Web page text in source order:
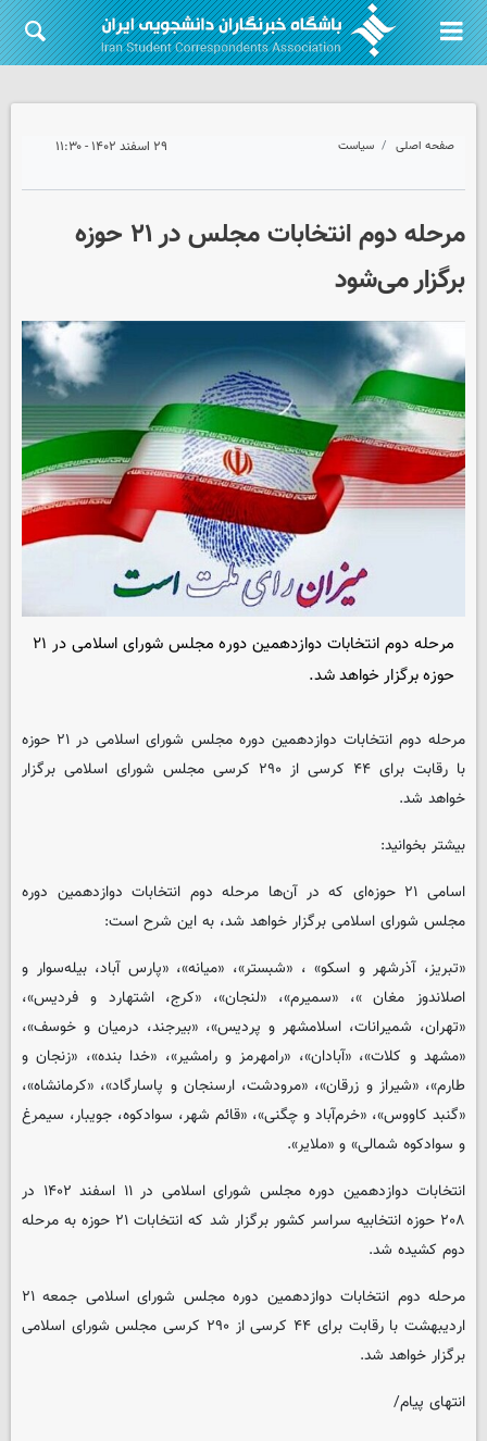
صفحه اصلی سیاست ۲۹ اسفند ۱۴۰۲ - ۱۱:۳۰
مرحله دوم انتخابات مجلس در ۲۱ حوزه
برگزار می‌شود
مرحله دوم انتخابات دوازدهمین دوره مجلس شورای اسلامی در ۲۱
حوزه برگزار خواهد شد.
مرحله دوم انتخابات دوازدهمین دوره مجلس شورای اسلامی در ۲۱ حوزه
با رقابت برای ۴۴ کرسی از ۲۹۰ کرسی مجلس شورای اسلامی برگزار
خواهد شد.
بیشتر بخوانید:
اسامی ۲۱ حوزه‌ای که در آن‌ها مرحله دوم انتخابات دوازدهمین دوره
مجلس شورای اسلامی برگزار خواهد شد، به این شرح است:
«تبریز، آذرشهر و اسکو» ، «شبستر»، «میانه»، «پارس آباد، بیله‌سوار و
اصلاندوز مغان »، «سمیرم»، «لنجان»، «کرج، اشتهارد و فردیس»،
«تهران، شمیرانات، اسلامشهر و پردیس»، «بیرجند، درمیان و خوسف»،
«مشهد و کلات»، «آبادان»، «رامهرمز و رامشیر»، «خدا بنده»، «زنجان و
طارم»، «شیراز و زرقان»، «مرودشت، ارسنجان و پاسارگاد»، «کرمانشاه»،
«گنبد کاووس»، «خرم‌آباد و چگنی»، «قائم شهر، سوادکوه، جویبار، سیمرغ
و سوادکوه شمالی» و «ملایر».
انتخابات دوازدهمین دوره مجلس شورای اسلامی در ۱۱ اسفند ۱۴۰۲ در
۲۰۸ حوزه انتخابیه سراسر کشور برگزار شد که انتخابات ۲۱ حوزه به مرحله
دوم کشیده شد.
مرحله دوم انتخابات دوازدهمین دوره مجلس شورای اسلامی جمعه ۲۱
اردیبهشت با رقابت برای ۴۴ کرسی از ۲۹۰ کرسی مجلس شورای اسلامی
برگزار خواهد شد.
انتهای پیام/